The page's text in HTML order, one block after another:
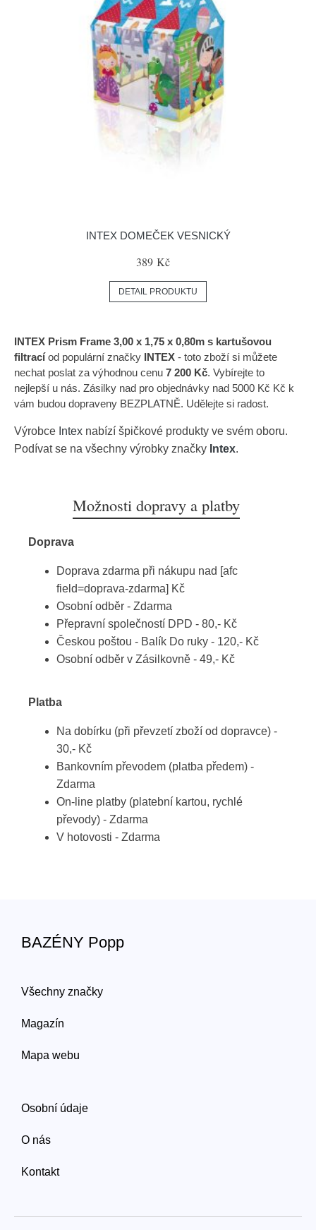
INTEX DOMEČEK VESNICKÝ
389 Kč
DETAIL PRODUKTU
INTEX Prism Frame 3,00 x 1,75 x 0,80m s kartušovou
filtracíod populární značky INTEX - toto zboží si můžete
nechat poslat za výhodnou cenu 7 200 Kč. Vybírejte to
nejlepší u nás. Zásilky nad pro objednávky nad 5000 Kč Kč k
vám budou dopraveny BEZPLATNĚ. Udělejte si radost.
Výrobce Intex nabízí špičkové produkty ve svém oboru.
Podívat se na všechny výrobky značky Intex.
Možnosti dopravy a platby
Doprava
Doprava zdarma při nákupu nad [afc
field=doprava-zdarma] Kč
Osobní odběr - Zdarma
Přepravní společností DPD - 80,- Kč
Českou poštou - Balík Do ruky - 120,- Kč
Osobní odběr v Zásilkovně - 49,- Kč
Platba
Na dobírku (při převzetí zboží od dopravce) -
30,- Kč
Bankovním převodem (platba předem) -
Zdarma
On-line platby (platební kartou, rychlé
převody) - Zdarma
V hotovosti - Zdarma
BAZÉNY Popp
Všechny značky
Magazín
Mapa webu
Osobní údaje
O nás
Kontakt